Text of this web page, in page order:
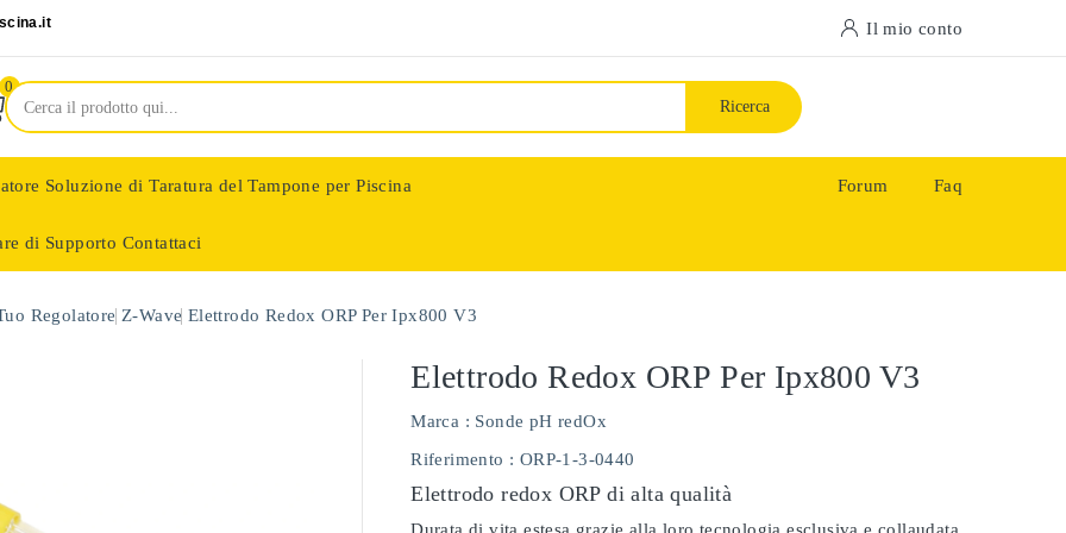
Il mio conto
0
Ricerca
Soluzione di Taratura del Tampone per Piscina
di Supporto Contattaci
Forum Faq
Regolatore Z-Wave Elettrodo Redox ORP Per Ipx800 V3
Elettrodo Redox ORP Per Ipx800 V3
Marca : Sonde pH redOx
Riferimento : ORP-1-3-0440
Elettrodo redox ORP di alta qualità